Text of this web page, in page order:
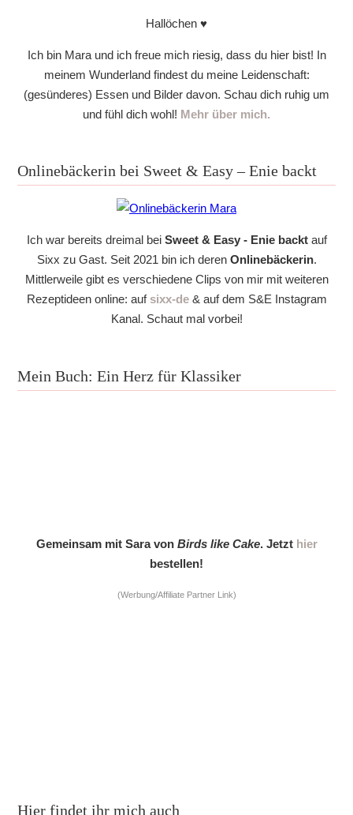
Hallöchen ♥
Ich bin Mara und ich freue mich riesig, dass du hier bist! In
meinem Wunderland findest du meine Leidenschaft:
(gesünderes) Essen und Bilder davon. Schau dich ruhig um
und fühl dich wohl! Mehr über mich.
Onlinebäckerin bei Sweet & Easy – Enie backt
Ich war bereits dreimal bei Sweet & Easy - Enie backtauf
Sixx zu Gast. Seit 2021 bin ich deren Onlinebäckerin.
Mittlerweile gibt es verschiedene Clips von mir mit weiteren
Rezeptideen online: auf sixx-de& auf dem S&E Instagram
Kanal. Schaut mal vorbei!
Mein Buch: Ein Herz für Klassiker
Gemeinsam mit Sara von Birds like Cake. Jetzt hier
bestellen!
(Werbung/Affiliate Partner Link)
Hier findet ihr mich auch